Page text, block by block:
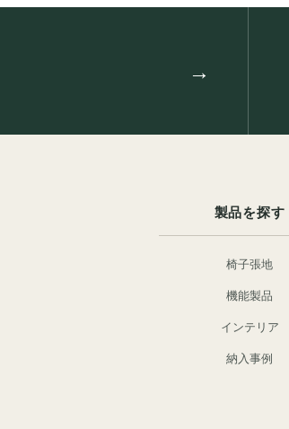
製品を探す
椅子張地
機能製品
インテリア
納入事例